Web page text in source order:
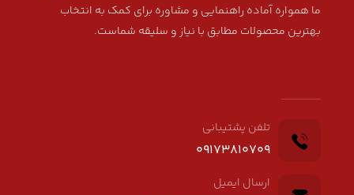
ما همواره آماده راهنمایی و مشاوره برای کمک به انتخاب
بهترین محصولات مطابق با نیاز و سلیقه شماست.
تلفن پشتیبانی
09173810709
ارسال ایمیل